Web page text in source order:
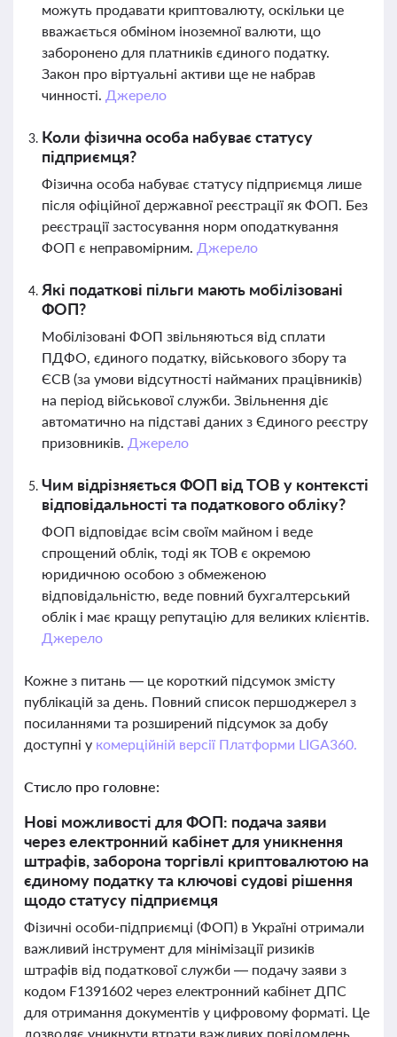
можуть продавати криптовалюту, оскільки це
вважається обміном іноземної валюти, що
заборонено для платників єдиного податку.
Закон про віртуальні активи ще не набрав
чинності. Джерело
Коли фізична особа набуває статусу
підприємця?
Фізична особа набуває статусу підприємця лише
після офіційної державної реєстрації як ФОП. Без
реєстрації застосування норм оподаткування
ФОП є неправомірним. Джерело
Які податкові пільги мають мобілізовані
ФОП?
Мобілізовані ФОП звільняються від сплати
ПДФО, єдиного податку, військового збору та
ЄСВ (за умови відсутності найманих працівників)
на період військової служби. Звільнення діє
автоматично на підставі даних з Єдиного реєстру
призовників. Джерело
Чим відрізняється ФОП від ТОВ у контексті
відповідальності та податкового обліку?
ФОП відповідає всім своїм майном і веде
спрощений облік, тоді як ТОВ є окремою
юридичною особою з обмеженою
відповідальністю, веде повний бухгалтерський
облік і має кращу репутацію для великих клієнтів.
Джерело
Кожне з питань — це короткий підсумок змісту
публікацій за день. Повний список першоджерел з
посиланнями та розширений підсумок за добу
доступні у комерційній версії Платформи LIGA360.
Стисло про головне:
Нові можливості для ФОП: подача заяви
через електронний кабінет для уникнення
штрафів, заборона торгівлі криптовалютою на
єдиному податку та ключові судові рішення
щодо статусу підприємця
Фізичні особи-підприємці (ФОП) в Україні отримали
важливий інструмент для мінімізації ризиків
штрафів від податкової служби — подачу заяви з
кодом F1391602 через електронний кабінет ДПС
для отримання документів у цифровому форматі. Це
дозволяє уникнути втрати важливих повідомлень,